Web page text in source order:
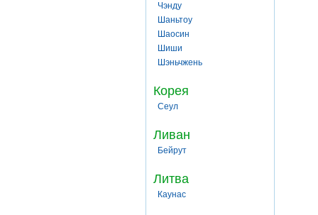
Чэнду
Шаньтоу
Шаосин
Шиши
Шэньчжень
Корея
Сеул
Ливан
Бейрут
Литва
Каунас